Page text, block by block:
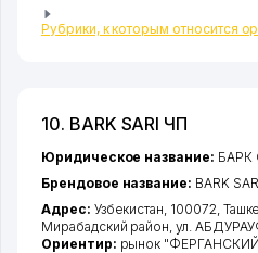
Рубрики, к которым относится
10. BARK SARI ЧП
Юридическое название: БАРК
Брендовое название: BARK
Адрес: Узбекистан, 100072,
Мирабадский район ,ул.
Ориентир: рынок